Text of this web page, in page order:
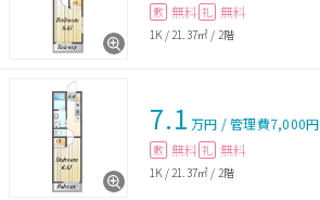
敷 無料 礼 無料
1K / 21.37㎡ / 2階
7.1 万円 /管理費7,000円
敷 無料 礼 無料
1K / 21.37㎡ / 2階